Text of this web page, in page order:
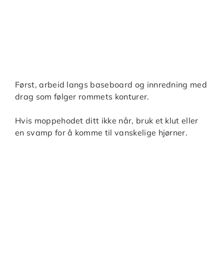
Først, arbeid langs baseboard og innredning med
drag som følger rommets konturer.
Hvis moppehodet ditt ikke når, bruk et klut eller
en svamp for å komme til vanskelige hjørner.